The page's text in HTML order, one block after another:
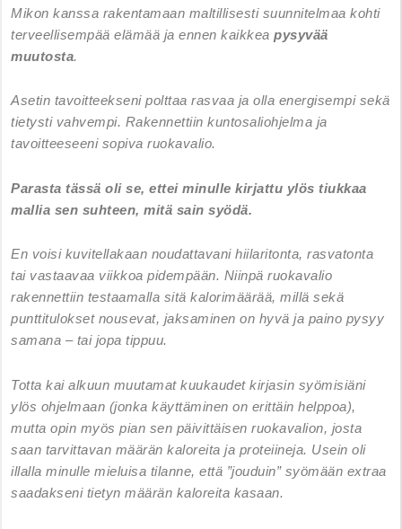
Mikon kanssa rakentamaan maltillisesti suunnitelmaa kohti
terveellisempää elämää ja ennen kaikkea pysyvää
muutosta.
Asetin tavoitteekseni polttaa rasvaa ja olla energisempi sekä
tietysti vahvempi. Rakennettiin kuntosaliohjelma ja
tavoitteeseeni sopiva ruokavalio.
Parasta tässä oli se, ettei minulle kirjattu ylös tiukkaa
mallia sen suhteen, mitä sain syödä.
En voisi kuvitellakaan noudattavani hiilaritonta, rasvatonta
tai vastaavaa viikkoa pidempään. Niinpä ruokavalio
rakennettiin testaamalla sitä kalorimäärää, millä sekä
punttitulokset nousevat, jaksaminen on hyvä ja paino pysyy
samana – tai jopa tippuu.
Totta kai alkuun muutamat kuukaudet kirjasin syömisiäni
ylös ohjelmaan (jonka käyttäminen on erittäin helppoa),
mutta opin myös pian sen päivittäisen ruokavalion, josta
saan tarvittavan määrän kaloreita ja proteiineja. Usein oli
illalla minulle mieluisa tilanne, että ”jouduin” syömään extraa
saadakseni tietyn määrän kaloreita kasaan.